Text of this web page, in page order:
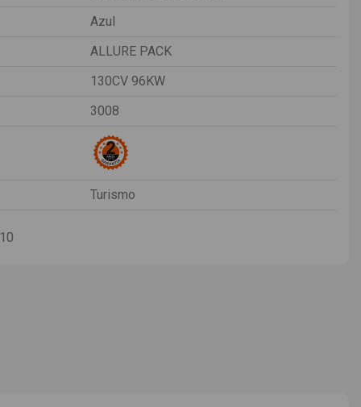
Azul
ALLURE PACK
130CV 96KW
3008
Turismo